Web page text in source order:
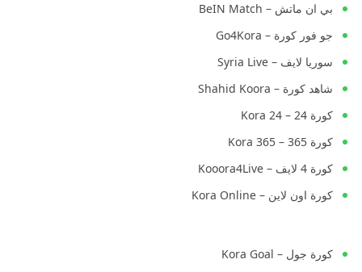
بي ان ماتش – BeIN Match
جو فور كورة – Go4Kora
سوريا لايف – Syria Live
شاهد كورة – Shahid Koora
كورة 24 – Kora 24
كورة 365 – Kora 365
كورة 4 لايف – Kooora4Live
كورة اون لاين – Kora Online
كورة جول – Kora Goal